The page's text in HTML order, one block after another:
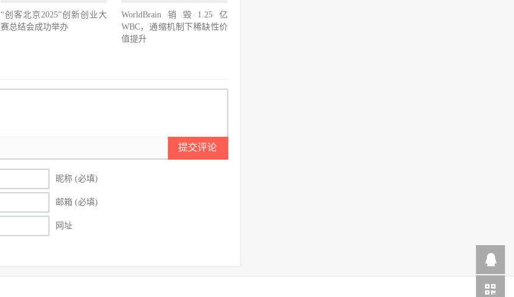
“创客北京2025”创新创业大
赛总结会成功举办
WorldBrain销毁1.25亿
WBC，通缩机制下稀缺性价
值提升
提交评论
昵称 (必填)
邮箱 (必填)
网址